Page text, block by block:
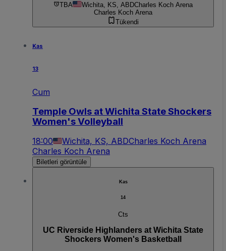
TBA Wichita, KS, ABDCharles Koch Arena
Charles Koch Arena
Tükendi
Kas
13
Cum
Temple Owls at Wichita State Shockers
Women's Volleyball
18:00 Wichita, KS, ABDCharles Koch Arena
Charles Koch Arena
Biletleri görüntüle
Kas
14
Cts
UC Riverside Highlanders at Wichita State
Shockers Women's Basketball